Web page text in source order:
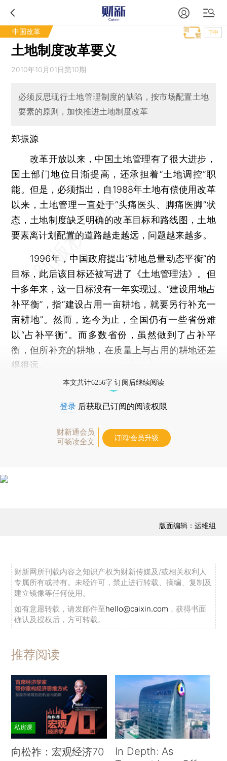
中国改革 T中
土地制度改革要义
2010年10月01日第10期
必须反思现行土地管理制度的缺陷，按市场配置土地
要素的原则，加快推进土地制度改革
郑振源
改革开放以来，中国土地管理有了很大进步，
国土部门地位日渐提高，还承担着“土地调控”职
能。但是，必须指出，自1988年土地有偿使用改革
以来，土地管理一直处于“头痛医头、脚痛医脚”状
态，土地制度缺乏明确的改革目标和路线图，土地
要素离计划配置的道路越走越远，问题越来越多。
1996年，中国政府提出“耕地总量动态平衡”的
目标，此后该目标还被写进了《土地管理法》。但
十多年来，这一目标没有一年实现过。“建设用地占
补平衡”，指“建设占用一亩耕地，就要另行补充一
亩耕地”。然而，迄今为止，全国仍有一些省份难
以“占补平衡”。而多数省份，虽然做到了占补平
衡，但所补充的耕地，在质量上与占用的耕地还差
得很远。
本文共计6256字 订阅后继续阅读
登录 后获取已订阅的阅读权限
财新通会员
可畅读全文
订阅/会员升级
版面编辑：运维组
财新网所刊载内容之知识产权为财新传媒及/或相关权利人
专属所有或持有。未经许可，禁止进行转载、摘编、复制及
建立镜像等任何使用。
如有意愿转载，请发邮件至hello@caixin.com ，获得书面
确认及授权后，方可转载。
推荐阅读
私房课
向松祚：宏观经济70
In Depth: As